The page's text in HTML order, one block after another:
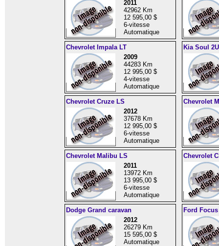
2011
42962 Km
12 595,00 $
6-vitesse
Automatique
Chevrolet Impala LT
2009
44283 Km
12 995,00 $
4-vitesse
Automatique
Kia Soul 2U
Chevrolet Cruze LS
2012
37678 Km
12 995,00 $
6-vitesse
Automatique
Chevrolet
Chevrolet Malibu LS
2011
13972 Km
13 995,00 $
6-vitesse
Automatique
Chevrolet
Dodge Grand caravan
2012
26279 Km
15 595,00 $
Automatique
Ford